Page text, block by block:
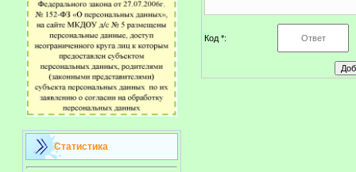
Статистика
Код *: